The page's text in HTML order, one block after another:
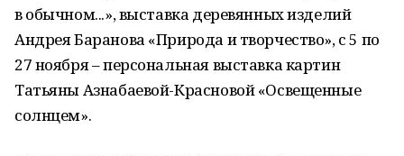
в обычном...», выставка деревянных изделий
Андрея Баранова «Природа и творчество», с 5 по
27 ноября – персональная выставка картин
Татьяны Азнабаевой-Красновой «Освещенные
солнцем».